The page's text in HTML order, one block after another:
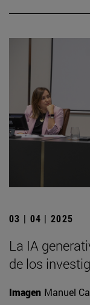
03 | 04 | 2025
La IA
de los
Imagen Manuel